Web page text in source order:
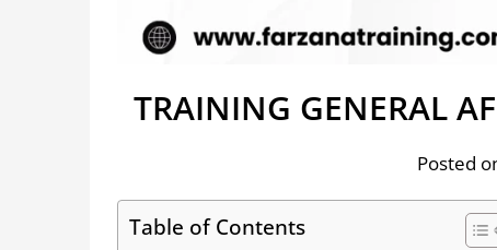
TRAINING GENERAL
Posted
Table of Contents